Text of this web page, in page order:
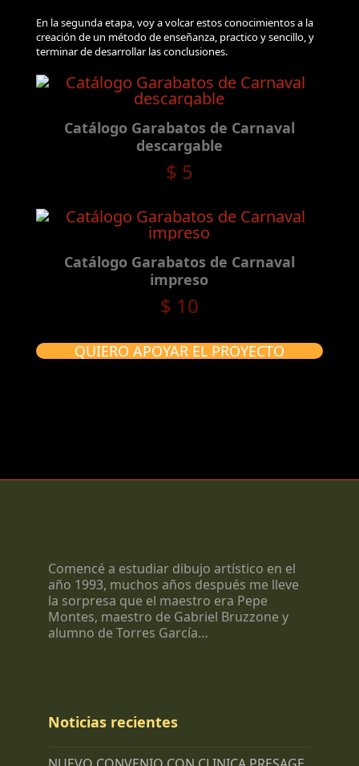
En la segunda etapa, voy a volcar estos conocimientos a la
creación de un método de enseñanza, practico y sencillo, y
terminar de desarrollar las conclusiones.
Catálogo Garabatos de Carnaval
descargable
$ 5
Catálogo Garabatos de Carnaval
impreso
$ 10
QUIERO APOYAR EL PROYECTO
Comencé a estudiar dibujo artístico en el
año 1993, muchos años después me lleve
la sorpresa que el maestro era Pepe
Montes, maestro de Gabriel Bruzzone y
alumno de Torres García…
Noticias recientes